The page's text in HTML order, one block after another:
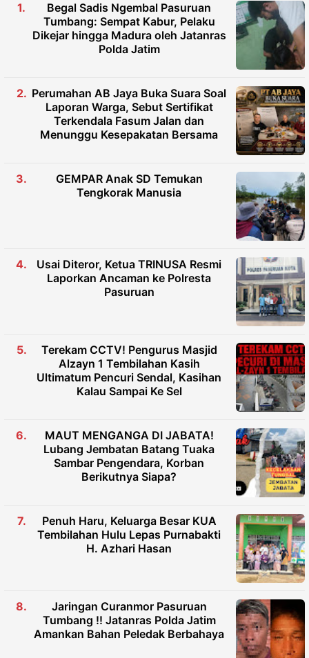
Begal Sadis Ngembal Pasuruan
Tumbang: Sempat Kabur, Pelaku
Dikejar hingga Madura oleh Jatanras
Polda Jatim
Perumahan AB Jaya Buka Suara Soal
Laporan Warga, Sebut Sertifikat
Terkendala Fasum Jalan dan
Menunggu Kesepakatan Bersama
GEMPAR Anak SD Temukan
Tengkorak Manusia
Usai Diteror, Ketua TRINUSA Resmi
Laporkan Ancaman ke Polresta
Pasuruan
Terekam CCTV! Pengurus Masjid
Alzayn 1 Tembilahan Kasih
Ultimatum Pencuri Sendal, Kasihan
Kalau Sampai Ke Sel
MAUT MENGANGA DI JABATA!
Lubang Jembatan Batang Tuaka
Sambar Pengendara, Korban
Berikutnya Siapa?
Penuh Haru, Keluarga Besar KUA
Tembilahan Hulu Lepas Purnabakti
H. Azhari Hasan
Jaringan Curanmor Pasuruan
Tumbang !! Jatanras Polda Jatim
Amankan Bahan Peledak Berbahaya